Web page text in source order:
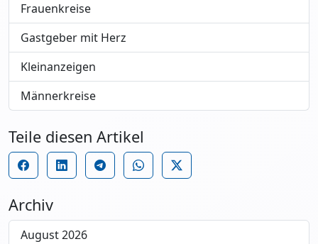
Frauenkreise
Gastgeber mit Herz
Kleinanzeigen
Männerkreise
Teile diesen Artikel
Archiv
August 2026